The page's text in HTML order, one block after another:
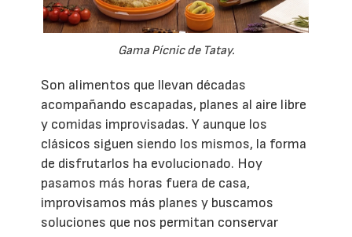
Gama Pícnic de Tatay.
Son alimentos que llevan décadas
acompañando escapadas, planes al aire libre
y comidas improvisadas. Y aunque los
clásicos siguen siendo los mismos, la forma
de disfrutarlos ha evolucionado. Hoy
pasamos más horas fuera de casa,
improvisamos más planes y buscamos
soluciones que nos permitan conservar